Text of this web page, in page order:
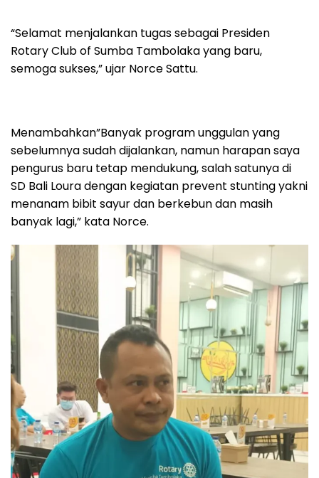
“Selamat menjalankan tugas sebagai Presiden
Rotary Club of Sumba Tambolaka yang baru,
semoga sukses,” ujar Norce Sattu.
Menambahkan”Banyak program unggulan yang
sebelumnya sudah dijalankan, namun harapan saya
pengurus baru tetap mendukung, salah satunya di
SD Bali Loura dengan kegiatan prevent stunting yakni
menanam bibit sayur dan berkebun dan masih
banyak lagi,” kata Norce.